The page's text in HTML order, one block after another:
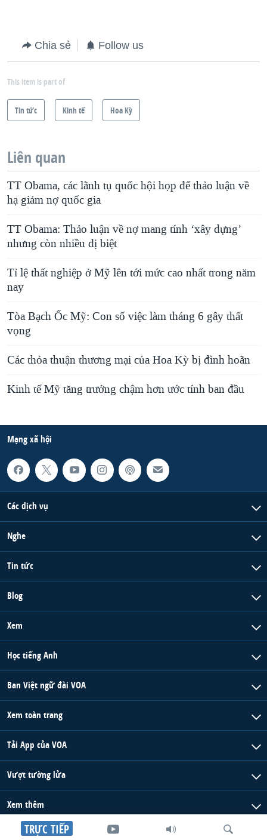
TRỰC TIẾP
Chia sẻ Follow us
This item is part of
Tin tức Kinh tế Hoa Kỳ
Liên quan
TT Obama, các lãnh tụ quốc hội họp để thảo luận về
hạ giảm nợ quốc gia
TT Obama: Thảo luận về nợ mang tính ‘xây dựng’
nhưng còn nhiều dị biệt
Tỉ lệ thất nghiệp ở Mỹ lên tới mức cao nhất trong năm
nay
Tòa Bạch Ốc Mỹ: Con số việc làm tháng 6 gây thất
vọng
Các thỏa thuận thương mại của Hoa Kỳ bị đình hoãn
Kinh tế Mỹ tăng trưởng chậm hơn ước tính ban đầu
Mạng xã hội
Các dịch vụ
Nghe
Tin tức
Blog
Xem
Học tiếng Anh
Ban Việt ngữ đài VOA
Xem toàn trang
Tải App của VOA
Vượt tường lửa
Xem thêm